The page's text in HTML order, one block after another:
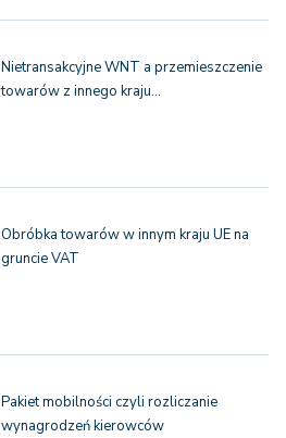
Nietransakcyjne WNT a przemieszczenie
towarów z innego kraju…
Obróbka towarów w innym kraju UE na
gruncie VAT
Pakiet mobilności czyli rozliczanie
wynagrodzeń kierowców